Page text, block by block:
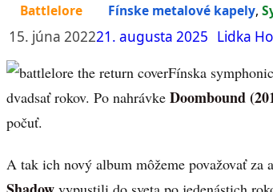
Battlelore Fínske metalové kapely,
15. júna 202221. augusta 2025 Lidka
Fínska
dvadsať rokov. Po nahrávke Doombound
počuť.
A tak ich nový album môžeme považovať za